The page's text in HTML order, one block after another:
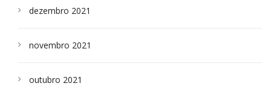
dezembro 2021
novembro 2021
outubro 2021